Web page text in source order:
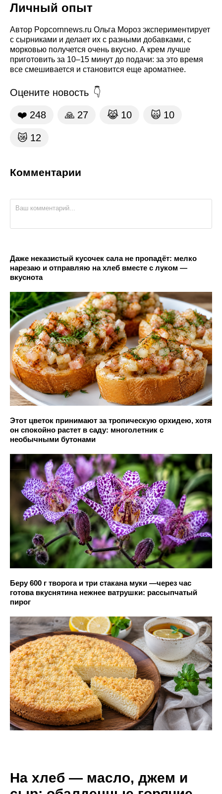
Личный опыт
Автор Popcornnews.ru Ольга Мороз экспериментирует
с сырниками и делает их с разными добавками, с
морковью получется очень вкусно. А крем лучше
приготовить за 10–15 минут до подачи: за это время
все смешивается и становится еще ароматнее.
Оцените новость
❤️ 248 🙏 27 😹 10 🙀 10
😿 12
Комментарии
Даже неказистый кусочек сала не пропадёт: мелко
нарезаю и отправляю на хлеб вместе с луком —
вкуснота
Этот цветок принимают за тропическую орхидею, хотя
он спокойно растет в саду: многолетник с
необычными бутонами
Беру 600 г творога и три стакана муки —через час
готова вкуснятина нежнее ватрушки: рассыпчатый
пирог
На хлеб — масло, джем и